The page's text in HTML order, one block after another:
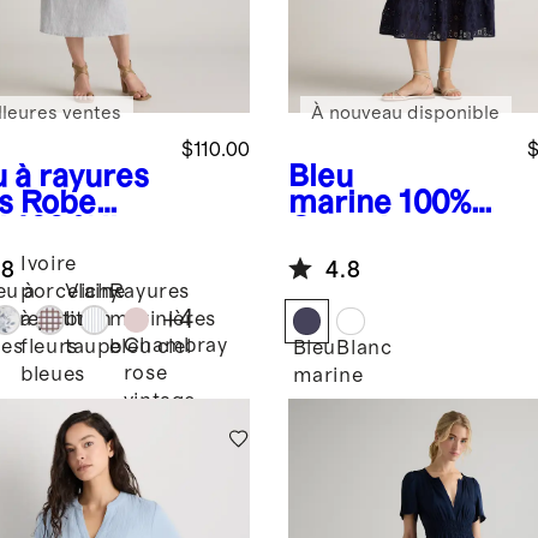
à rayures
Robe
à
$110.00
ventes
à
Ivoire
porcelaine
à petites
fleurs
bleues
Vichy
brun
taupe
Rayures
marinières
bleu ciel
Chambray
rose
vintage
+4
Bleu
marine 100%
Cotton Eyelet
Smocked Midi
Dress
À nouveau disponible
4.8
Bleu
marine
Blanc